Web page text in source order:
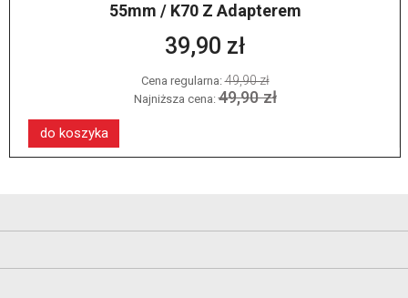
55mm / K70 Z Adapterem
39,90 zł
Cena regularna:49,90 zł
Najniższa cena:49,90 zł
do koszyka